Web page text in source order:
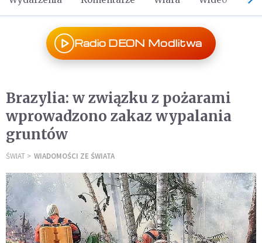
Radio DEON Modlitwa
Brazylia: w związku z pożarami
wprowadzono zakaz wypalania
gruntów
ŚWIAT WIADOMOŚCI ZE ŚWIATA